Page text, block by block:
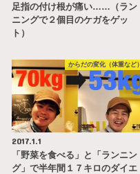
足指の付け根が痛い……（ラン
ニングで２個目のケガをゲッ
ト）
からだの変化（体重など）
2017.1.1
「野菜を食べる」と「ランニン
グ」で半年間１７キロのダイエ